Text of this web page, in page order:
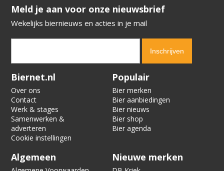
​​​​​​​Meld je aan voor onze nieuwsbrief
Wekelijks biernieuws en acties in je mail
Verification code:
Biernet.nl
Over ons
Contact
Werk & stages
Samenwerken &
adverteren
Cookie instellingen
Populair
Bier merken
Bier aanbiedingen
Bier nieuws
Bier shop
Bier agenda
Algemeen Nieuwe merken